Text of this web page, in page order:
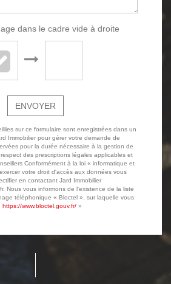
dans le cadre vide à droite
ENVOYER
sur ce formulaire sont enregistrées dans un
Immobilier pour gérer votre demande de
pour la durée nécessaire à la gestion de
des prescriptions légales applicables et
Conformément à la loi « informatique et
votre droit d'accès aux données vous
en contactant Jard Immobilier
Nous vous informons de l'existence de la liste
téléphonique « Bloctel », sur laquelle vous
https://www.bloctel.gouv.fr/ »